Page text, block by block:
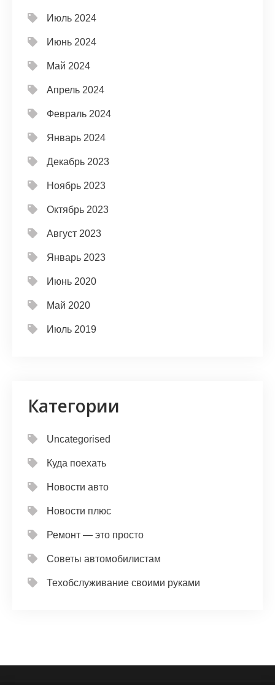
Июль 2024
Июнь 2024
Май 2024
Апрель 2024
Февраль 2024
Январь 2024
Декабрь 2023
Ноябрь 2023
Октябрь 2023
Август 2023
Январь 2023
Июнь 2020
Май 2020
Июль 2019
Категории
Uncategorised
Куда поехать
Новости авто
Новости плюс
Ремонт — это просто
Советы автомобилистам
Техобслуживание своими руками